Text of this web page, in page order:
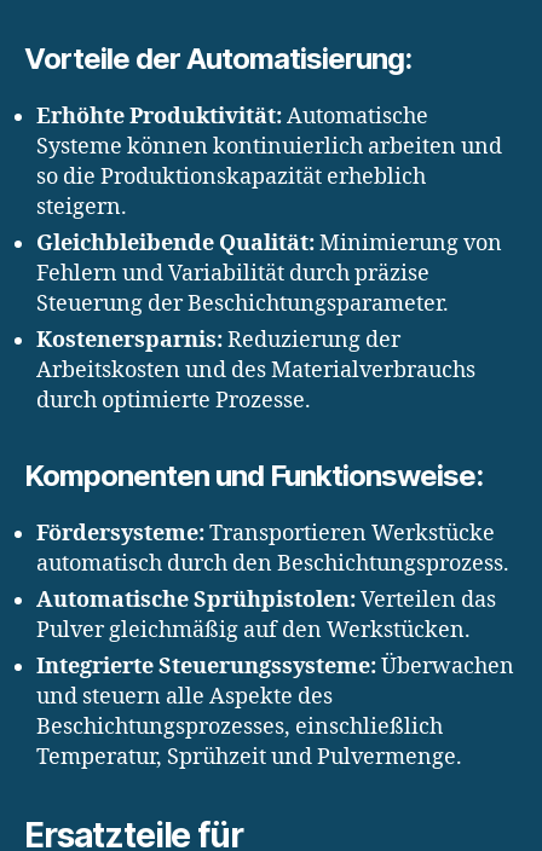
Vorteile der Automatisierung:
Erhöhte Produktivität:Automatische
Systeme können kontinuierlich arbeiten und
so die Produktionskapazität erheblich
steigern.
Gleichbleibende Qualität:Minimierung von
Fehlern und Variabilität durch präzise
Steuerung der Beschichtungsparameter.
Kostenersparnis:Reduzierung der
Arbeitskosten und des Materialverbrauchs
durch optimierte Prozesse.
Komponenten und Funktionsweise:
Fördersysteme:Transportieren Werkstücke
automatisch durch den Beschichtungsprozess.
Automatische Sprühpistolen:Verteilen das
Pulver gleichmäßig auf den Werkstücken.
Integrierte Steuerungssysteme:Überwachen
und steuern alle Aspekte des
Beschichtungsprozesses, einschließlich
Temperatur, Sprühzeit und Pulvermenge.
Ersatzteile für